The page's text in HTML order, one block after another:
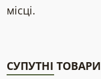
місці.
СУПУТНІ ТОВАРИ